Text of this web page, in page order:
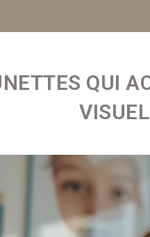
QUI